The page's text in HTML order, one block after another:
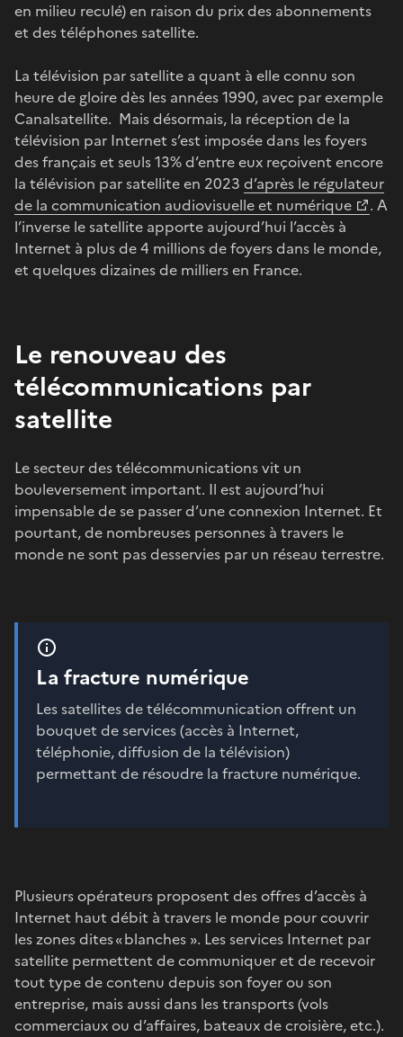
en milieu reculé) en raison du prix des abonnements
et des téléphones satellite.
La télévision par satellite a quant à elle connu son
heure de gloire dès les années 1990, avec par exemple
Canalsatellite. Mais désormais, la réception de la
télévision par Internet s’est imposée dans les foyers
des français et seuls 13% d’entre eux reçoivent encore
la télévision par satellite en 2023 d’après le régulateur
de la communication audiovisuelle et numérique
. A
l’inverse le satellite apporte aujourd’hui l’accès à
Internet à plus de 4 millions de foyers dans le monde,
et quelques dizaines de milliers en France.
Le renouveau des
télécommunications par
satellite
Le secteur des télécommunications vit un
bouleversement important. Il est aujourd’hui
impensable de se passer d’une connexion Internet. Et
pourtant, de nombreuses personnes à travers le
monde ne sont pas desservies par un réseau terrestre.
La fracture numérique
Les satellites de télécommunication offrent un
bouquet de services (accès à Internet,
téléphonie, diffusion de la télévision)
permettant de résoudre la fracture numérique.
Plusieurs opérateurs proposent des offres d’accès à
Internet haut débit à travers le monde pour couvrir
les zones dites « blanches ». Les services Internet par
satellite permettent de communiquer et de recevoir
tout type de contenu depuis son foyer ou son
entreprise, mais aussi dans les transports (vols
commerciaux ou d’affaires, bateaux de croisière, etc.).